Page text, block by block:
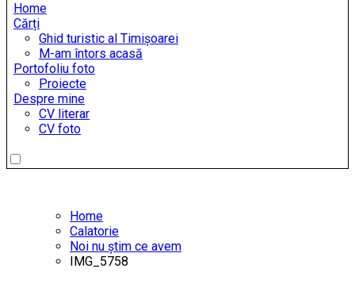
Home
Cărți
Ghid turistic al Timișoarei
M-am întors acasă
Portofoliu foto
Proiecte
Despre mine
CV literar
CV foto
Home
Calatorie
Noi nu știm ce avem
IMG_5758